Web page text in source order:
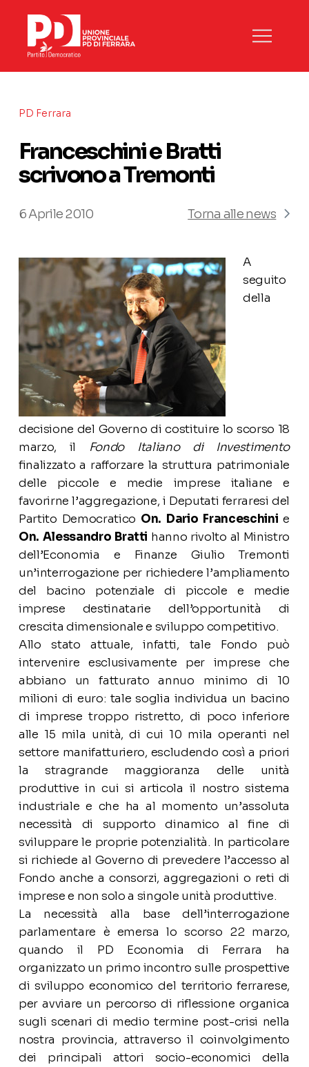
PD Ferrara
Franceschini e Bratti
scrivono a Tremonti
6 Aprile 2010 Torna alle news
A
seguito
della
decisione del Governo di costituire lo scorso 18
marzo, il
Fondo Italiano di Investimento
finalizzato a rafforzare la struttura patrimoniale
delle piccole e medie imprese italiane e
favorirne l’aggregazione, i Deputati ferraresi del
Partito Democratico On. Dario Franceschini e
On. Alessandro Bratti hanno rivolto al Ministro
dell’Economia e Finanze Giulio Tremonti
un’interrogazione per richiedere l’ampliamento
del bacino potenziale di piccole e medie
imprese destinatarie dell’opportunità di
crescita dimensionale e sviluppo competitivo.
Allo stato attuale, infatti, tale Fondo può
intervenire esclusivamente per imprese che
abbiano un fatturato annuo minimo di 10
milioni di euro: tale soglia individua un bacino
di imprese troppo ristretto, di poco inferiore
alle 15 mila unità, di cui 10 mila operanti nel
settore manifatturiero, escludendo così a priori
la stragrande maggioranza delle unità
produttive in cui si articola il nostro sistema
industriale e che ha al momento un’assoluta
necessità di supporto dinamico al fine di
sviluppare le proprie potenzialità. In particolare
si richiede al Governo di prevedere l’accesso al
Fondo anche a consorzi, aggregazioni o reti di
imprese e non solo a singole unità produttive.
La necessità alla base dell’interrogazione
parlamentare è emersa lo scorso 22 marzo,
quando il PD Economia di Ferrara ha
organizzato un primo incontro sulle prospettive
di sviluppo economico del territorio ferrarese,
per avviare un percorso di riflessione organica
sugli scenari di medio termine post-crisi nella
nostra provincia, attraverso il coinvolgimento
dei principali attori socio-economici della